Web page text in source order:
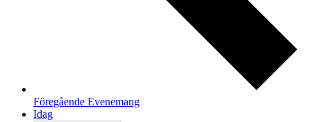
Föregående Evenemang
Idag